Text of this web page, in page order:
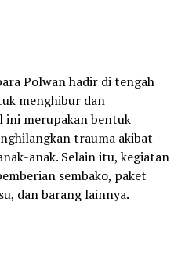
Polwan hadir di tengah
menghibur dan
ini merupakan bentuk
trauma akibat
anak. Selain itu, kegiatan
sembako, paket
dan barang lainnya.